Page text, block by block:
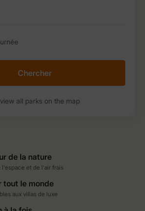
Chercher
view all parks on the map